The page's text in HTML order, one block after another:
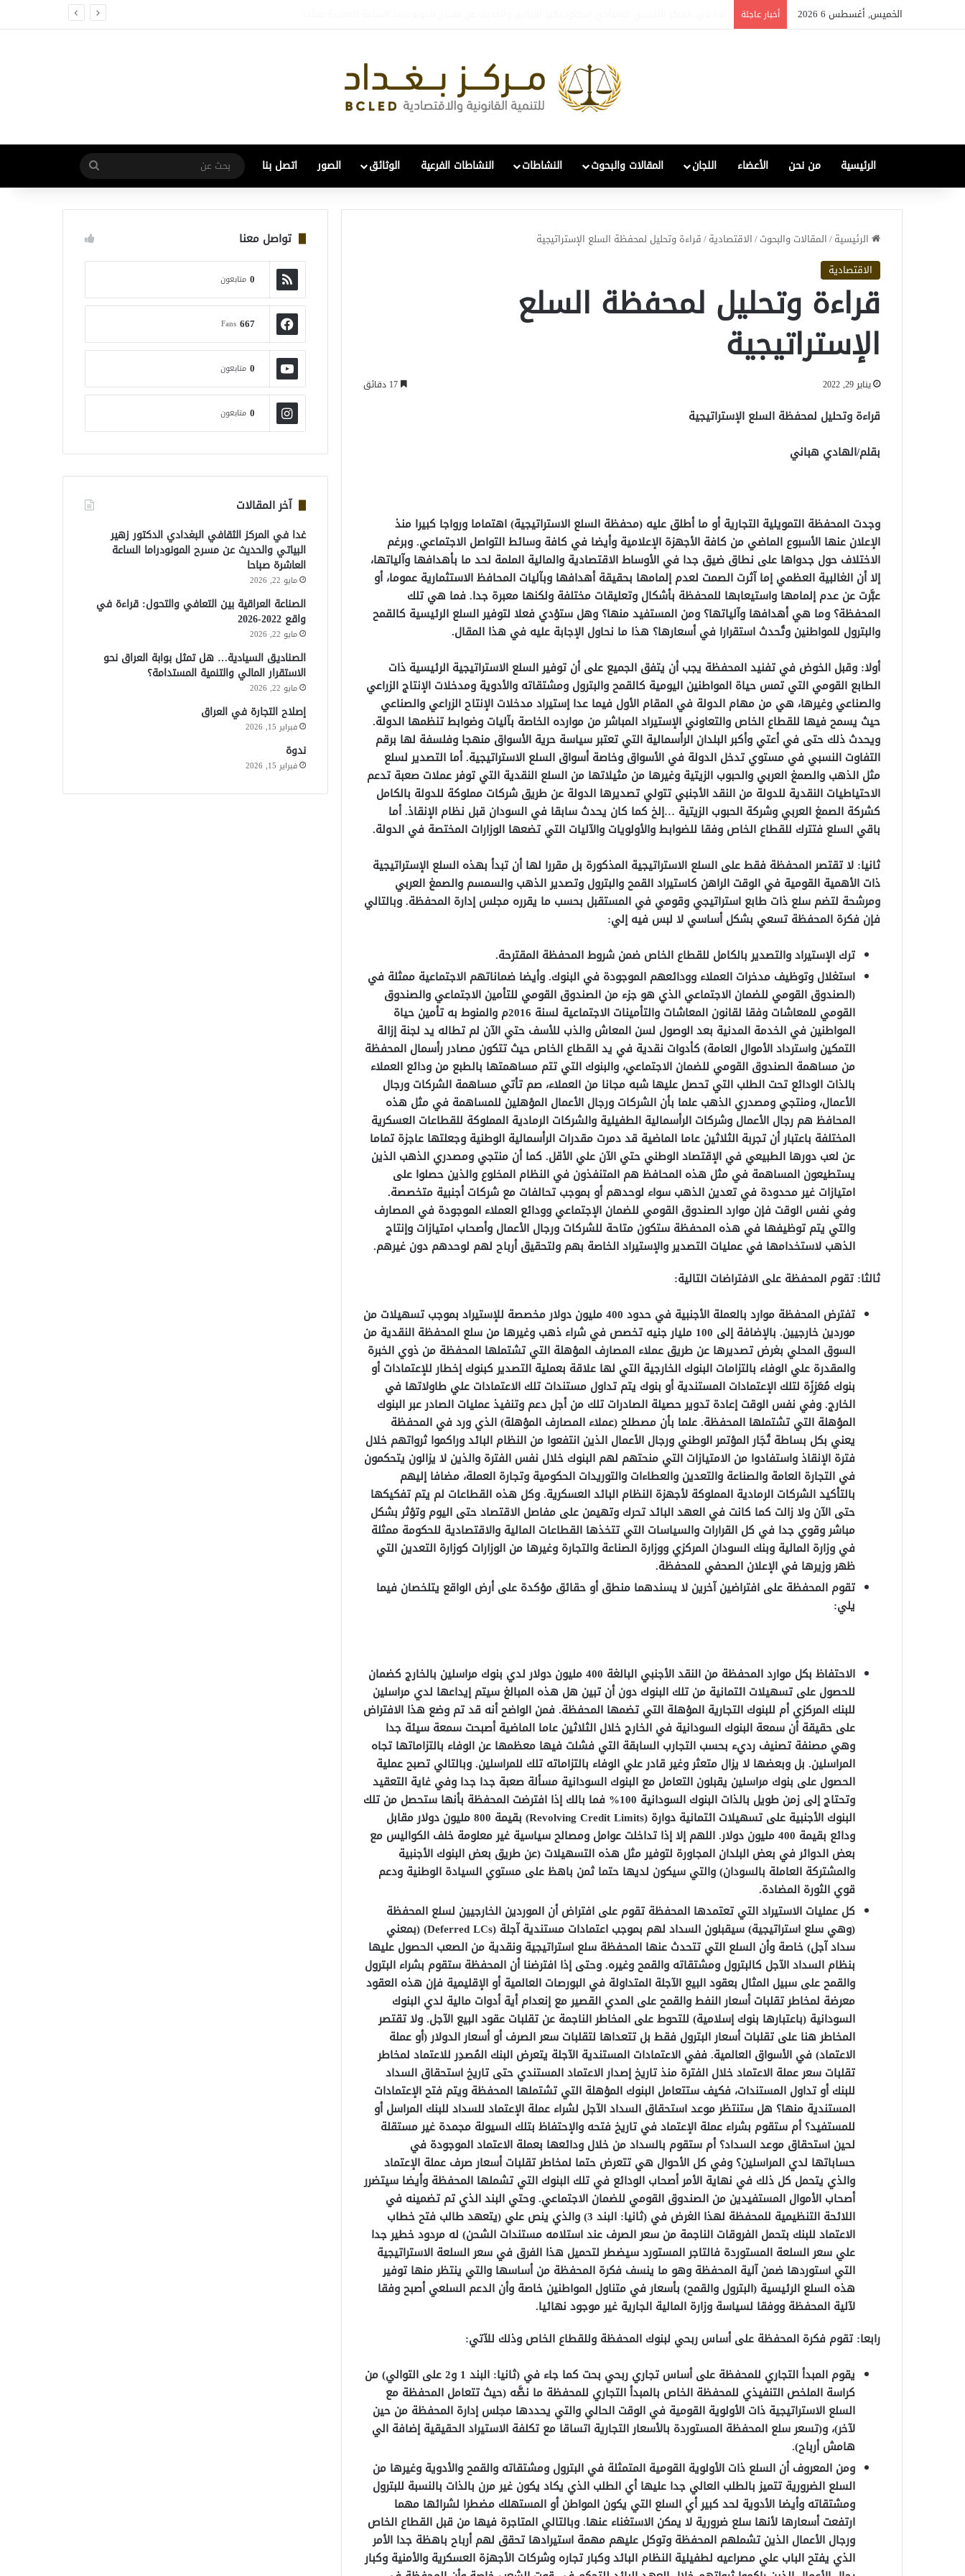
الخميس, أغسطس 6 2026 أخبار عاجلة
الرئيسية من نحن الأعضاء اللجان المقالات والبحوث النشاطات النشاطات الفرعية الوثائق الصور اتصل بنا
بحث
عن
الرئيسية/المقالات والبحوث/الاقتصادية/قراءة وتحليل لمحفظة السلع الإستراتيجية
الاقتصادية
قراءة وتحليل لمحفظة السلع
الإستراتيجية
يناير 29, 2022
قراءة وتحليل لمحفظة السلع الإستراتيجية
بقلم/الهادي هباني
وجدت المحفظة التمويلية التجارية أو ما أطلق عليه (محفظة السلع الاستراتيجية) اهتماما ورواجا كبيرا منذ
الإعلان عنها الأسبوع الماضي من كافة الأجهزة الإعلامية وأيضا في كافة وسائط التواصل الاجتماعي. وبرغم
الاختلاف حول جدواها على نطاق ضيق جدا في الأوساط الاقتصادية والمالية الملمة لحد ما بأهدافها وآلياتها،
إلا أن الغالبية العظمي إما آثرت الصمت لعدم إلمامها بحقيقة أهدافها وبآليات المحافظ الاستثمارية عموما، أو
عبَّرت عن عدم إلمامها واستيعابها للمحفظة بأشكال وتعليقات مختلفة ولكنها معبرة جدا. فما هي تلك
المحفظة؟ وما هي أهدافها وآلياتها؟ ومن المستفيد منها؟ وهل ستؤدي فعلا لتوفير السلع الرئيسية كالقمح
والبترول للمواطنين وتُحدث استقرارا في أسعارها؟ هذا ما نحاول الإجابة عليه في هذا المقال.
أولا: وقبل الخوض في تفنيد المحفظة يجب أن يتفق الجميع على أن توفير السلع الاستراتيجية الرئيسية ذات
الطابع القومي التي تمس حياة المواطنين اليومية كالقمح والبترول ومشتقاته والأدوية ومدخلات الإنتاج الزراعي
والصناعي وغيرها، هي من مهام الدولة في المقام الأول فيما عدا إستيراد مدخلات الإنتاح الزراعي والصناعي
حيث يسمح فيها للقطاع الخاص والتعاوني الإستيراد المباشر من موارده الخاصة بآليات وضوابط تنظمها الدولة.
ويحدث ذلك حتى في أعتي وأكبر البلدان الرأسمالية التي تعتبر سياسة حرية الأسواق منهجا وفلسفة لها برقم
التفاوت النسبي في مستوي تدخل الدولة في الأسواق وخاصة أسواق السلع الاستراتيجية. أما التصدير لسلع
مثل الذهب والصمغ العربي والحبوب الزيتية وغيرها من مثيلاتها من السلع النقدية التي توفر عملات صعبة تدعم
الاحتياطيات النقدية للدولة من النقد الأجنبي تتولي تصديرها الدولة عن طريق شركات مملوكة للدولة بالكامل
كشركة الصمغ العربي وشركة الحبوب الزيتية …إلخ كما كان يحدث سابقا في السودان قبل نظام الإنقاذ. أما
باقي السلع فتترك للقطاع الخاص وفقا للضوابط والأولويات والآليات التي تضعها الوزارات المختصة في الدولة.
ثانيا: لا تقتصر المحفظة فقط على السلع الاستراتيجية المذكورة بل مقررا لها أن تبدأ بهذه السلع الإستراتيجية
ذات الأهمية القومية في الوقت الراهن كاستيراد القمح والبترول وتصدير الذهب والسمسم والصمغ العربي
ومرشحة لتضم سلع ذات طابع استراتيجي وقومي في المستقبل بحسب ما يقرره مجلس إدارة المحفظة. وبالتالي
فإن فكرة المحفظة تسعي بشكل أساسي لا لبس فيه إلي:
ترك الإستيراد والتصدير بالكامل للقطاع الخاص ضمن شروط المحفظة المقترحة.
استغلال وتوظيف مدخرات العملاء وودائعهم الموجودة في البنوك. وأيضا ضماناتهم الاجتماعية ممثلة في
(الصندوق القومي للضمان الاجتماعي الذي هو جزء من الصندوق القومي للتأمين الاجتماعي والصندوق
القومي للمعاشات وفقا لقانون المعاشات والتأمينات الاجتماعية لسنة 2016م والمنوط به تأمين حياة
المواطنين في الخدمة المدنية بعد الوصول لسن المعاش والذب للأسف حتي الآن لم تطاله يد لجنة إزالة
التمكين واسترداد الأموال العامة) كأدوات نقدية في يد القطاع الخاص حيث تتكون مصادر رأسمال المحفظة
من مساهمة الصندوق القومي للضمان الاجتماعي، والبنوك التي تتم مساهمتها بالطبع من ودائع العملاء
بالذات الودائع تحت الطلب التي تحصل عليها شبه مجانا من العملاء، صم تأتي مساهمة الشركات ورجال
الأعمال، ومنتجي ومصدري الذهب علما بأن الشركات ورجال الأعمال المؤهلين للمساهمة في مثل هذه
المحافظ هم رجال الأعمال وشركات الرأسمالية الطفيلية والشركات الرمادية المملوكة للقطاعات العسكرية
المختلفة باعتبار أن تجربة الثلاثين عاما الماضية قد دمرت مقدرات الرأسمالية الوطنية وجعلتها عاجزة تماما
عن لعب دورها الطبيعي في الإقتصاد الوطني حتي الآن علي الأقل. كما أن منتجي ومصدري الذهب الذين
يستطيعون المساهمة في مثل هذه المحافظ هم المتنفذون في النظام المخلوع والذين حصلوا على
امتيازات غير محدودة في تعدين الذهب سواء لوحدهم أو بموجب تحالفات مع شركات أجنبية متخصصة.
وفي نفس الوقت فإن موارد الصندوق القومي للضمان الإجتماعي وودائع العملاء الموجودة في المصارف
والتي يتم توظيفها في هذه المحفظة ستكون متاحة للشركات ورجال الأعمال وأصحاب امتيازات وإنتاج
الذهب لاستخدامها في عمليات التصدير والإستيراد الخاصة بهم ولتحقيق أرباح لهم لوحدهم دون غيرهم.
ثالثا: تقوم المحفظة على الافتراضات التالية:
تفترض المحفظة موارد بالعملة الأجنبية في حدود 400 مليون دولار مخصصة للإستيراد بموجب تسهيلات من
موردين خارجيين. بالإضافة إلى 100 مليار جنيه تخصص في شراء ذهب وغيرها من سلع المحفظة النقدية من
السوق المحلي بغرض تصديرها عن طريق عملاء المصارف المؤهلة التي تشتملها المحفظة من ذوي الخبرة
والمقدرة علي الوفاء بالتزامات البنوك الخارجية التي لها علاقة بعملية التصدير كبنوك إخطار للإعتمادات أو
بنوك مُعَزِزَة لتلك الإعتمادات المستندية أو بنوك يتم تداول مستندات تلك الاعتمادات علي طاولاتها في
الخارج. وفي نفس الوقت إعادة تدوير حصيلة الصادرات تلك من أجل دعم وتنفيذ عمليات الصادر عبر البنوك
المؤهلة التي تشتملها المحفظة. علما بأن مصطلح (عملاء المصارف المؤهلة) الذي ورد في المحفظة
يعني بكل بساطة تُجَار المؤتمر الوطني ورجال الأعمال الذين انتفعوا من النظام البائد وراكموا ثرواتهم خلال
فترة الإنقاذ واستفادوا من الامتيازات التي منحتهم لهم البنوك خلال نفس الفترة والذين لا يزالون يتحكمون
في التجارة العامة والصناعة والتعدين والعطاءات والتوريدات الحكومية وتجارة العملة، مضافا إليهم
بالتأكيد الشركات الرمادية المملوكة لأجهزة النظام البائد العسكرية. وكل هذه القطاعات لم يتم تفكيكها
حتى الآن ولا زالت كما كانت في العهد البائد تحرك وتهيمن على مفاصل الاقتصاد حتى اليوم وتؤثر بشكل
مباشر وقوي جدا في كل القرارات والسياسات التي تتخذها القطاعات المالية والاقتصادية للحكومة ممثلة
في وزارة المالية وبنك السودان المركزي ووزارة الصناعة والتجارة وغيرها من الوزارات كوزارة التعدين التي
ظهر وزيرها في الإعلان الصحفي للمحفظة.
تقوم المحفظة على افتراضين آخرين لا يسندهما منطق أو حقائق مؤكدة على أرض الواقع يتلخصان فيما
يلي:
الاحتفاظ بكل موارد المحفظة من النقد الأجنبي البالغة 400 مليون دولار لدي بنوك مراسلين بالخارج كضمان
للحصول على تسهيلات ائتمانية من تلك البنوك دون أن تبين هل هذه المبالغ سيتم إيداعها لدي مراسلين
للبنك المركزي أم للبنوك التجارية المؤهلة التي تضمها المحفظة. فمن الواضح أنه قد تم وضع هذا الافتراض
على حقيقة أن سمعة البنوك السودانية في الخارج خلال الثلاثين عاما الماضية أصبحت سمعة سيئة جدا
وهي مصنفة تصنيف رديء بحسب التجارب السابقة التي فشلت فيها معظمها عن الوفاء بالتزاماتها تجاه
المراسلين. بل وبعضها لا يزال متعثر وغير قادر علي الوفاء بالتزاماته تلك للمراسلين. وبالتالي تصبح عملية
الحصول على بنوك مراسلين يقبلون التعامل مع البنوك السودانية مسألة صعبة جدا جدا وفي غاية التعقيد
وتحتاج إلى زمن طويل بالذات البنوك السودانية 100% فما بالك إذا افترضت المحفظة بأنها ستحصل من تلك
البنوك الأجنبية على تسهيلات ائتمانية دوارة (Revolving Credit Limits) بقيمة 800 مليون دولار مقابل
ودائع بقيمة 400 مليون دولار. اللهم إلا إذا تداخلت عوامل ومصالح سياسية غير معلومة خلف الكواليس مع
بعض الدوائر في بعض البلدان المجاورة لتوفير مثل هذه التسهيلات (عن طريق بعض البنوك الأجنبية
والمشتركة العاملة بالسودان) والتي سيكون لديها حتما ثمن باهظ على مستوي السيادة الوطنية ودعم
قوي الثورة المضادة.
كل عمليات الاستيراد التي تعتمدها المحفظة تقوم على افتراض أن الموردين الخارجيين لسلع المحفظة
(وهي سلع استراتيجية) سيقبلون السداد لهم بموجب اعتمادات مستندية آجلة (Deferred LCs) (بمعني
سداد آجل) خاصة وأن السلع التي تتحدث عنها المحفظة سلع استراتيجية ونقدية من الصعب الحصول عليها
بنظام السداد الآجل كالبترول ومشتقاته والقمح وغيره. وحتى إذا افترضنا أن المحفظة ستقوم بشراء البترول
والقمح على سبيل المثال بعقود البيع الآجلة المتداولة في البورصات العالمية أو الإقليمية فإن هذه العقود
معرضة لمخاطر تقلبات أسعار النفط والقمح على المدي القصير مع إنعدام أية أدوات مالية لدي البنوك
السودانية (باعتبارها بنوك إسلامية) للتحوط على المخاطر الناجمة عن تقلبات عقود البيع الآجل. ولا تقتصر
المخاطر هنا على تقلبات أسعار البترول فقط بل تتعداها لتقلبات سعر الصرف أو أسعار الدولار (أو عملة
الاعتماد) في الأسواق العالمية. ففي الاعتمادات المستندية الآجلة يتعرض البنك المُصدِر للاعتماد لمخاطر
تقلبات سعر عملة الاعتماد خلال الفترة منذ تاريخ إصدار الاعتماد المستندي حتى تاريخ استحقاق السداد
للبنك أو تداول المستندات، فكيف ستتعامل البنوك المؤهلة التي تشتملها المحفظة ويتم فتح الإعتمادات
المستندية منها؟ هل ستنتظر موعد استحقاق السداد الآجل لشراء عملة الإعتماد للسداد للبنك المراسل أو
للمستفيد؟ أم ستقوم بشراء عملة الإعتماد في تاريخ فتحه والإحتفاظ بتلك السيولة مجمدة غير مستقلة
لحين استحقاق موعد السداد؟ أم ستقوم بالسداد من خلال ودائعها بعملة الاعتماد الموجودة في
حساباتها لدي المراسلين؟ وفي كل الأحوال هي تتعرض حتما لمخاطر تقلبات أسعار صرف عملة الإعتماد
والذي يتحمل كل ذلك في نهاية الأمر أصحاب الودائع في تلك البنوك التي تشملها المحفظة وأيضا سيتضرر
أصحاب الأموال المستفيدين من الصندوق القومي للضمان الاجتماعي. وحتي البند الذي تم تضمينه في
اللائحة التنظيمية للمحفظة لهذا الغرض في (ثانيا: البند 3) والذي ينص علي (يتعهد طالب فتح خطاب
الاعتماد للبنك بتحمل الفروقات الناجمة من سعر الصرف عند استلامه مستندات الشحن) له مردود خطير جدا
علي سعر السلعة المستوردة فالتاجر المستورد سيضطر لتحميل هذا الفرق في سعر السلعة الاستراتيجية
التي استوردها ضمن آلية المحفظة وهو ما ينسف فكرة المحفظة من أساسها والتي ينتظر منها توفير
هذه السلع الرئيسية (البترول والقمح) بأسعار في متناول المواطنين خاصة وأن الدعم السلعي أصبح وفقا
لآلية المحفظة ووفقا لسياسة وزارة المالية الجارية غير موجود نهائيا.
رابعا: تقوم فكرة المحفظة على أساس ربحي لبنوك المحفظة وللقطاع الخاص وذلك للآتي:
يقوم المبدأ التجاري للمحفظة على أساس تجاري ربحي بحت كما جاء في (ثانيا: البند 1 و2 على التوالي) من
كراسة الملخص التنفيذي للمحفظة الخاص بالمبدأ التجاري للمحفظة ما نصَّه (حيث تتعامل المحفظة مع
السلع الاستراتيجية ذات الأولوية القومية في الوقت الحالي والتي يحددها مجلس إدارة المحفظة من حين
لآخر)، و(تسعر سلع المحفظة المستوردة بالأسعار التجارية اتساقا مع تكلفة الاستيراد الحقيقية إضافة الي
هامش أرباح).
ومن المعروف أن السلع ذات الأولوية القومية المتمثلة في البترول ومشتقاته والقمح والأدوية وغيرها من
السلع الضرورية تتميز بالطلب العالي جدا عليها أي الطلب الذي يكاد يكون غير مرن بالذات بالنسبة للبترول
ومشتقاته وأيضا الأدوية لحد كبير أي السلع التي يكون المواطن أو المستهلك مضطرا لشرائها مهما
ارتفعت أسعارها لأنها سلع ضرورية لا يمكن الاستغناء عنها. وبالتالي المتاجرة فيها من قبل القطاع الخاص
ورجال الأعمال الذين تشملهم المحفظة وتوكل عليهم مهمة استيرادها تحقق لهم أرباح باهظة جدا الأمر
الذي يفتح الباب علي مصراعيه لطفيلية النظام البائد وكبار تجاره وشركات الأجهزة العسكرية والأمنية وكبار
تواصل معنا
0 متابعون
667
Fans
0 متابعون
0 متابعون
آخر المقالات
غدا في المركز الثقافي البغدادي الدكتور زهير
البياتي والحديث عن مسرح المونودراما الساعة
العاشرة صباحا
مايو 22, 2026
الصناعة العراقية بين التعافي والتحول: قراءة في
واقع 2022-2026
مايو 22, 2026
الصناديق السيادية… هل تمثل بوابة العراق نحو
الاستقرار المالي والتنمية المستدامة؟
مايو 22, 2026
إصلاح التجارة في العراق
فبراير 15, 2026
ندوة
فبراير 15, 2026